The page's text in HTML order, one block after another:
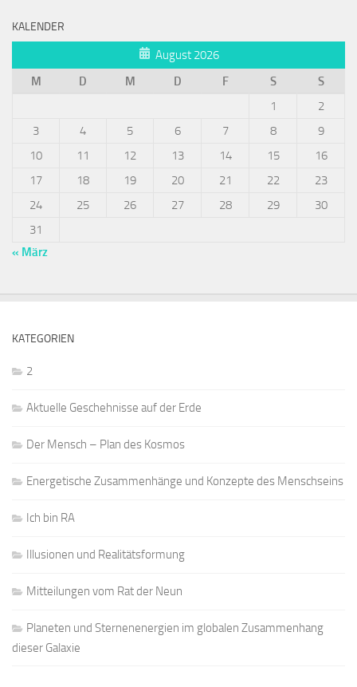
KALENDER
August 2026
M
D M D F S
S
1
2
3
4 5 6 7 8
9
10
11 12 13 14 15
16
17
18 19 20 21 22
23
24
25 26 27 28 29
30
31
« März
KATEGORIEN
2
Aktuelle Geschehnisse auf der Erde
Der Mensch – Plan des Kosmos
Energetische Zusammenhänge und Konzepte des Menschseins
Ich bin RA
Illusionen und Realitätsformung
Mitteilungen vom Rat der Neun
Planeten und Sternenenergien im globalen Zusammenhang
dieser Galaxie